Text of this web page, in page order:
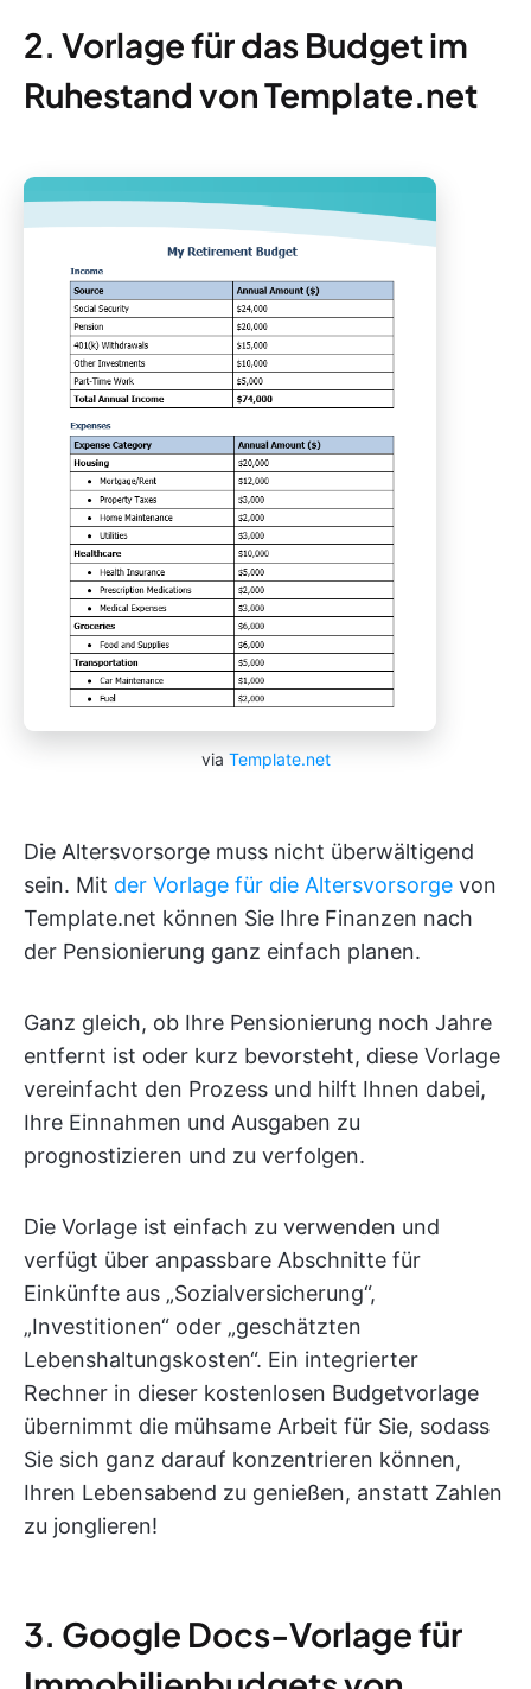
2. Vorlage für das Budget im
Ruhestand von Template.net
via Template.net
Die Altersvorsorge muss nicht überwältigend
sein. Mit der Vorlage für die Altersvorsorge von
Template.net können Sie Ihre Finanzen nach
der Pensionierung ganz einfach planen.
Ganz gleich, ob Ihre Pensionierung noch Jahre
entfernt ist oder kurz bevorsteht, diese Vorlage
vereinfacht den Prozess und hilft Ihnen dabei,
Ihre Einnahmen und Ausgaben zu
prognostizieren und zu verfolgen.
Die Vorlage ist einfach zu verwenden und
verfügt über anpassbare Abschnitte für
Einkünfte aus „Sozialversicherung“,
„Investitionen“ oder „geschätzten
Lebenshaltungskosten“. Ein integrierter
Rechner in dieser kostenlosen Budgetvorlage
übernimmt die mühsame Arbeit für Sie, sodass
Sie sich ganz darauf konzentrieren können,
Ihren Lebensabend zu genießen, anstatt Zahlen
zu jonglieren!
3. Google Docs-Vorlage für